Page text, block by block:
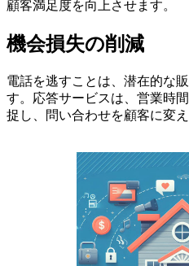
顧客満足度を向上させます。
機会損失の削減
電話を逃すことは、潜在的な
す。応答サービスは、営業時
捉し、問い合わせを顧客に変え